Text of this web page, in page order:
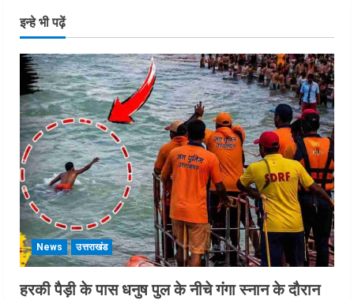
इन्हे भी पढ़ें
News उत्तराखंड
हरकी पैड़ी के पास धनुष पुल के नीचे गंगा स्नान के दौरान